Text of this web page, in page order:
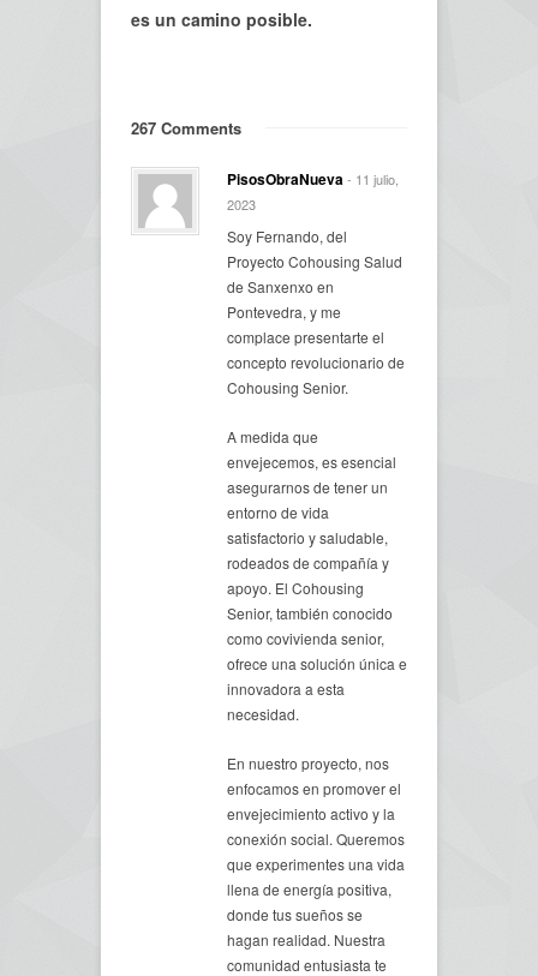
es un camino posible.
267 Comments
PisosObraNueva- 11 julio,
2023
Soy Fernando, del
Proyecto Cohousing Salud
de Sanxenxo en
Pontevedra, y me
complace presentarte el
concepto revolucionario de
Cohousing Senior.
A medida que
envejecemos, es esencial
asegurarnos de tener un
entorno de vida
satisfactorio y saludable,
rodeados de compañía y
apoyo. El Cohousing
Senior, también conocido
como covivienda senior,
ofrece una solución única e
innovadora a esta
necesidad.
En nuestro proyecto, nos
enfocamos en promover el
envejecimiento activo y la
conexión social. Queremos
que experimentes una vida
llena de energía positiva,
donde tus sueños se
hagan realidad. Nuestra
comunidad entusiasta te